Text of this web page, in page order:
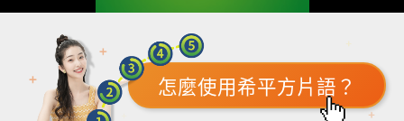
怎麼使用希平方片語？